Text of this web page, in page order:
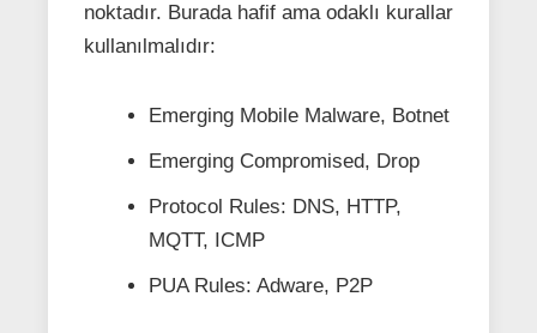
noktadır. Burada hafif ama odaklı kurallar
kullanılmalıdır:
Emerging Mobile Malware, Botnet
Emerging Compromised, Drop
Protocol Rules: DNS, HTTP,
MQTT, ICMP
PUA Rules: Adware, P2P